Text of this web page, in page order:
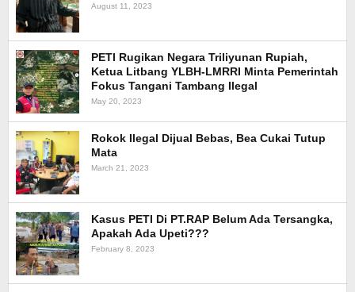
August 11, 2023
PETI Rugikan Negara Triliyunan Rupiah,
Ketua Litbang YLBH-LMRRI Minta Pemerintah
Fokus Tangani Tambang Ilegal
May 20, 2023
Rokok Ilegal Dijual Bebas, Bea Cukai Tutup
Mata
March 21, 2023
Kasus PETI Di PT.RAP Belum Ada Tersangka,
Apakah Ada Upeti???
February 8, 2023